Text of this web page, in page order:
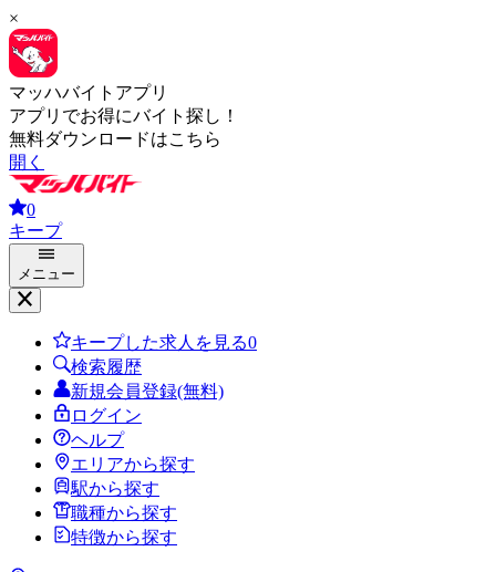
×
マッハバイトアプリ
アプリでお得にバイト探し！
無料ダウンロードはこちら
開く
0
キープ
メニュー
キープした求人を見る0
検索履歴
新規会員登録(無料)
ログイン
ヘルプ
エリアから探す
駅から探す
職種から探す
特徴から探す